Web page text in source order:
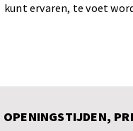
kunt ervaren, te voet
OPENINGSTIJDEN,